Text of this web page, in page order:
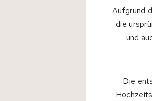
Aufgrund
die
und
Die